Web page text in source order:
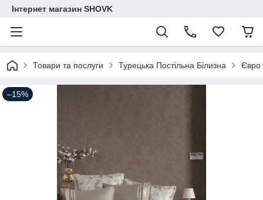
Інтернет магазин SHOVK
Товари та послуги Турецька Постільна Білизна Євро
–15%